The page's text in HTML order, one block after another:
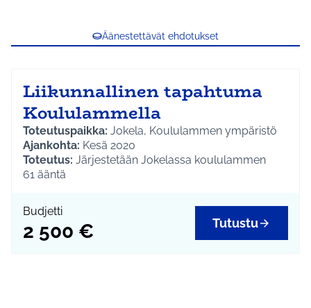
Äänestettävät ehdotukset
Liikunnallinen tapahtuma
Koululammella
Toteutuspaikka: Jokela, Koululammen ympäristö
Ajankohta: Kesä 2020
Toteutus: Järjestetään Jokelassa koululammen
ympäristössä kaikille avoin liikunnallinen tapahtuma
Budjetti käytetään tapahtuman järjestelyihin ja
viestintään.
Kokonaisbudjetti:
61 ääntä
Budjetti
2 500 € Tutustu